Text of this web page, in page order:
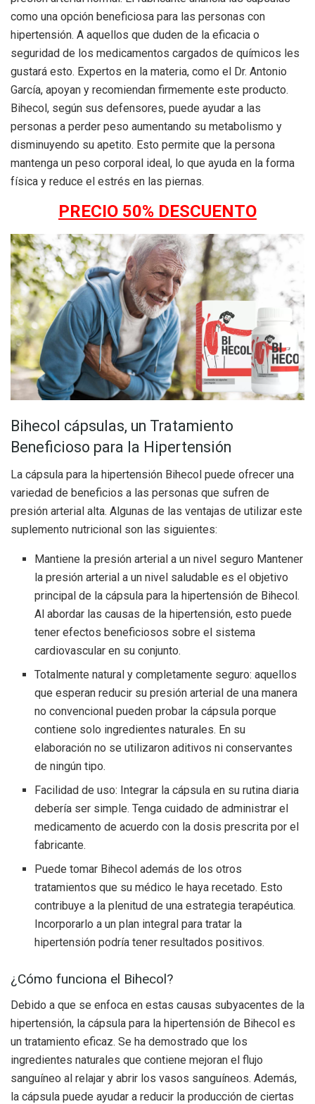
como una opción beneficiosa para las personas con
hipertensión. A aquellos que duden de la eficacia o
seguridad de los medicamentos cargados de químicos les
gustará esto. Expertos en la materia, como el Dr. Antonio
García, apoyan y recomiendan firmemente este producto.
Bihecol, según sus defensores, puede ayudar a las
personas a perder peso aumentando su metabolismo y
disminuyendo su apetito. Esto permite que la persona
mantenga un peso corporal ideal, lo que ayuda en la forma
física y reduce el estrés en las piernas.
PRECIO 50% DESCUENTO
Bihecol cápsulas, un Tratamiento
Beneficioso para la Hipertensión
La cápsula para la hipertensión Bihecol puede ofrecer una
variedad de beneficios a las personas que sufren de
presión arterial alta. Algunas de las ventajas de utilizar este
suplemento nutricional son las siguientes:
Mantiene la presión arterial a un nivel seguro Mantener
la presión arterial a un nivel saludable es el objetivo
principal de la cápsula para la hipertensión de Bihecol.
Al abordar las causas de la hipertensión, esto puede
tener efectos beneficiosos sobre el sistema
cardiovascular en su conjunto.
Totalmente natural y completamente seguro: aquellos
que esperan reducir su presión arterial de una manera
no convencional pueden probar la cápsula porque
contiene solo ingredientes naturales. En su
elaboración no se utilizaron aditivos ni conservantes
de ningún tipo.
Facilidad de uso: Integrar la cápsula en su rutina diaria
debería ser simple. Tenga cuidado de administrar el
medicamento de acuerdo con la dosis prescrita por el
fabricante.
Puede tomar Bihecol además de los otros
tratamientos que su médico le haya recetado. Esto
contribuye a la plenitud de una estrategia terapéutica.
Incorporarlo a un plan integral para tratar la
hipertensión podría tener resultados positivos.
¿Cómo funciona el Bihecol?
Debido a que se enfoca en estas causas subyacentes de la
hipertensión, la cápsula para la hipertensión de Bihecol es
un tratamiento eficaz. Se ha demostrado que los
ingredientes naturales que contiene mejoran el flujo
sanguíneo al relajar y abrir los vasos sanguíneos. Además,
la cápsula puede ayudar a reducir la producción de ciertas